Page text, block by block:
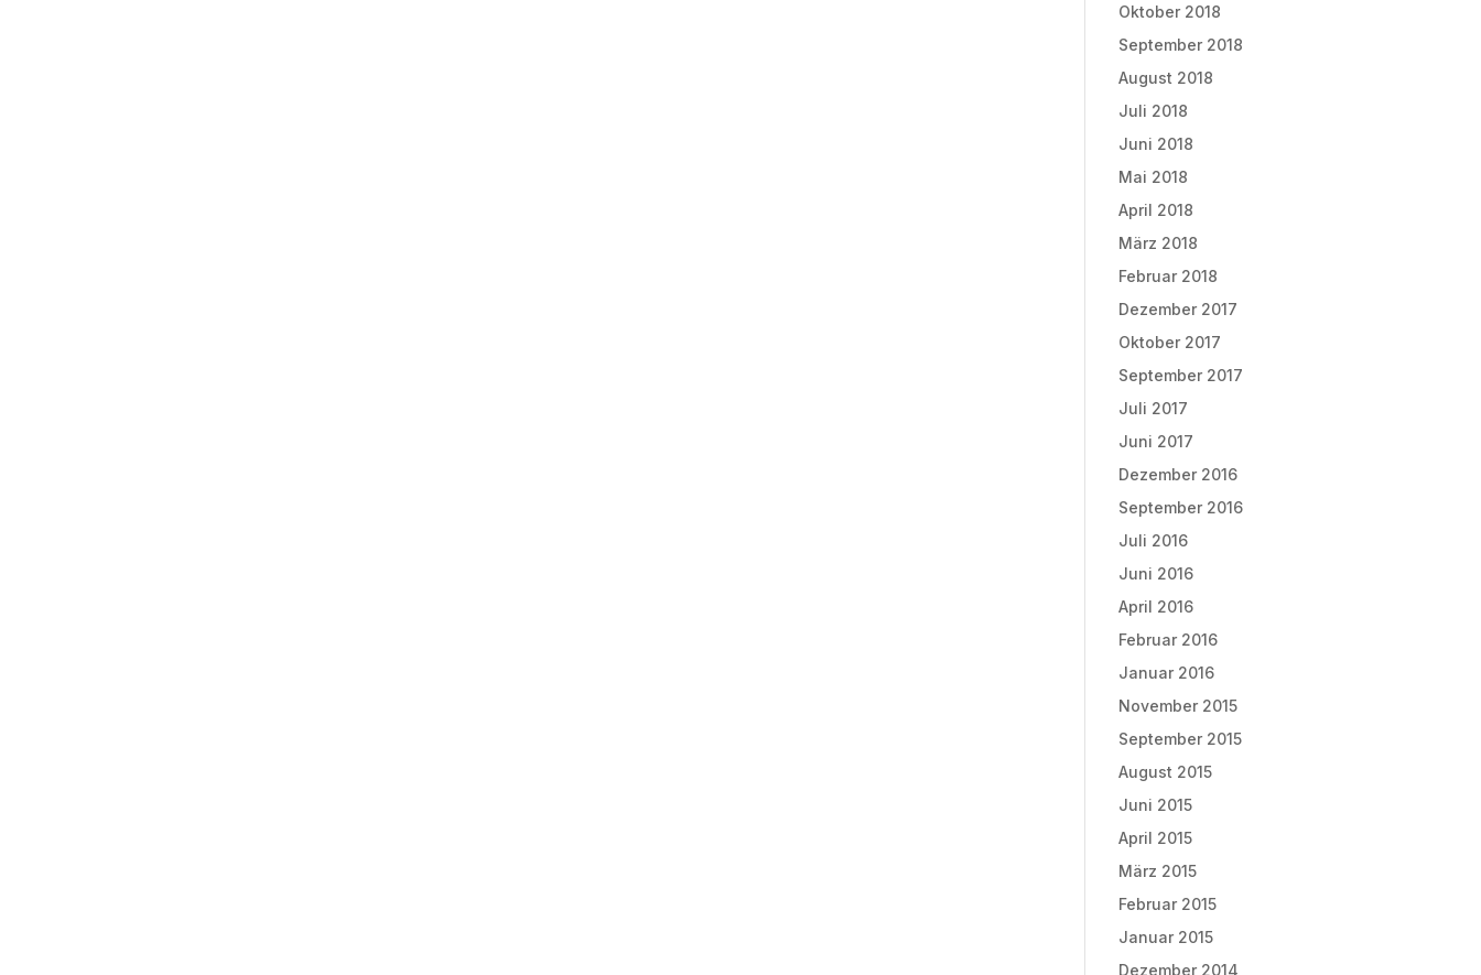
Oktober 2018
September 2018
August 2018
Juli 2018
Juni 2018
Mai 2018
April 2018
März 2018
Februar 2018
Dezember 2017
Oktober 2017
September 2017
Juli 2017
Juni 2017
Dezember 2016
September 2016
Juli 2016
Juni 2016
April 2016
Februar 2016
Januar 2016
November 2015
September 2015
August 2015
Juni 2015
April 2015
März 2015
Februar 2015
Januar 2015
Dezember 2014